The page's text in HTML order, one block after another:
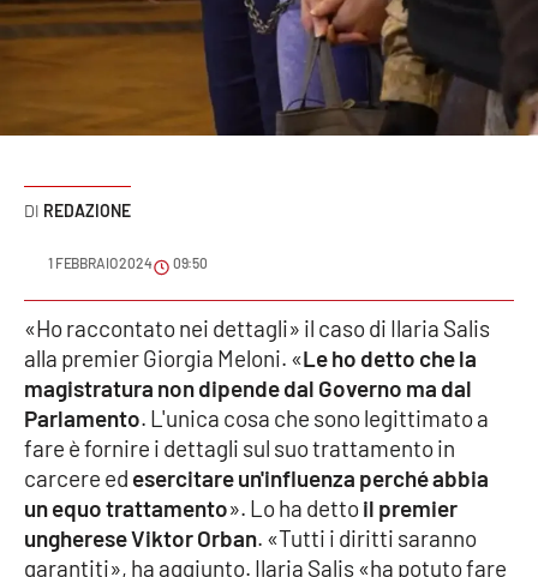
Sanità
Cultura
Podcast
Meteo
Editoriali
VIDEO
Ambiente
Cronaca
REDAZIONE
1 FEBBRAIO 2024 09:50
«Ho raccontato nei dettagli» il caso di Ilaria Salis
alla premier Giorgia Meloni. «Le ho detto che la
magistratura non dipende dal Governo ma dal
Parlamento. L'unica cosa che sono legittimato a
fare è fornire i dettagli sul suo trattamento in
carcere ed esercitare un'influenza perché abbia
un equo trattamento». Lo ha dettoil premier
ungherese Viktor Orban. «Tutti i diritti saranno
garantiti», ha aggiunto. Ilaria Salis «ha potuto fare